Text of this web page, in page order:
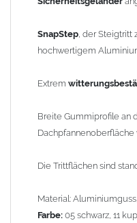
Einhaltung der
Dachdeckerhandwerkes zu
Anwendungsbeispiel
Feststellschraube
(Nr. 34000)
SnapStep , der Steigtritt
hochwertigem
Extrem
Breite Gummiprofile an
Dachpfannenoberfläche
Die Trittflächen sind
Material:
Farbe: 05 schwarz, 11